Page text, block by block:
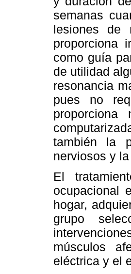
semanas
lesiones de
proporciona
como guía
de utilidad
resonancia
pues no
también la
nerviosos y
El
ocupacional
hogar,
grupo
músculos
eléctrica y el